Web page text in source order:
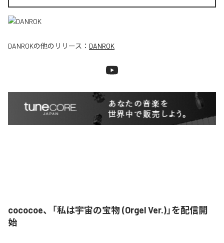
DANROKの他のリリース： DANROK
cococoe、「私は宇宙の宝物 (Orgel Ver.)」を配信開
始